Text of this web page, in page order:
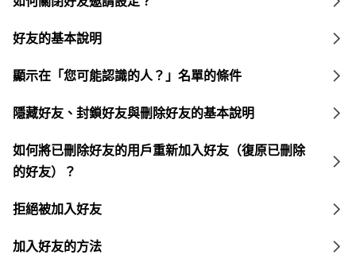
好友的基本說明
顯示在「您可能認識的人？」名單的條件
隱藏好友、封鎖好友與刪除好友的基本說明
如何將已刪除好友的用戶重新加入好友（復原已刪除
的好友）？
拒絕被加入好友
加入好友的方法